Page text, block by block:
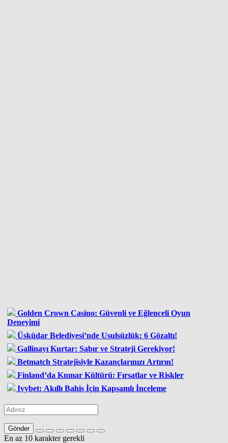
Golden Crown Casino: Güvenli ve Eğlenceli Oyun
Deneyimi
Üsküdar Belediyesi’nde Usulsüzlük: 6 Gözaltı!
Gallinayı Kurtar: Sabır ve Strateji Gerekiyor!
Betmatch Stratejisiyle Kazançlarınızı Artırın!
Finland’da Kumar Kültürü: Fırsatlar ve Riskler
Ivybet: Akıllı Bahis İçin Kapsamlı İnceleme
Gönder
En az 10 karakter gerekli